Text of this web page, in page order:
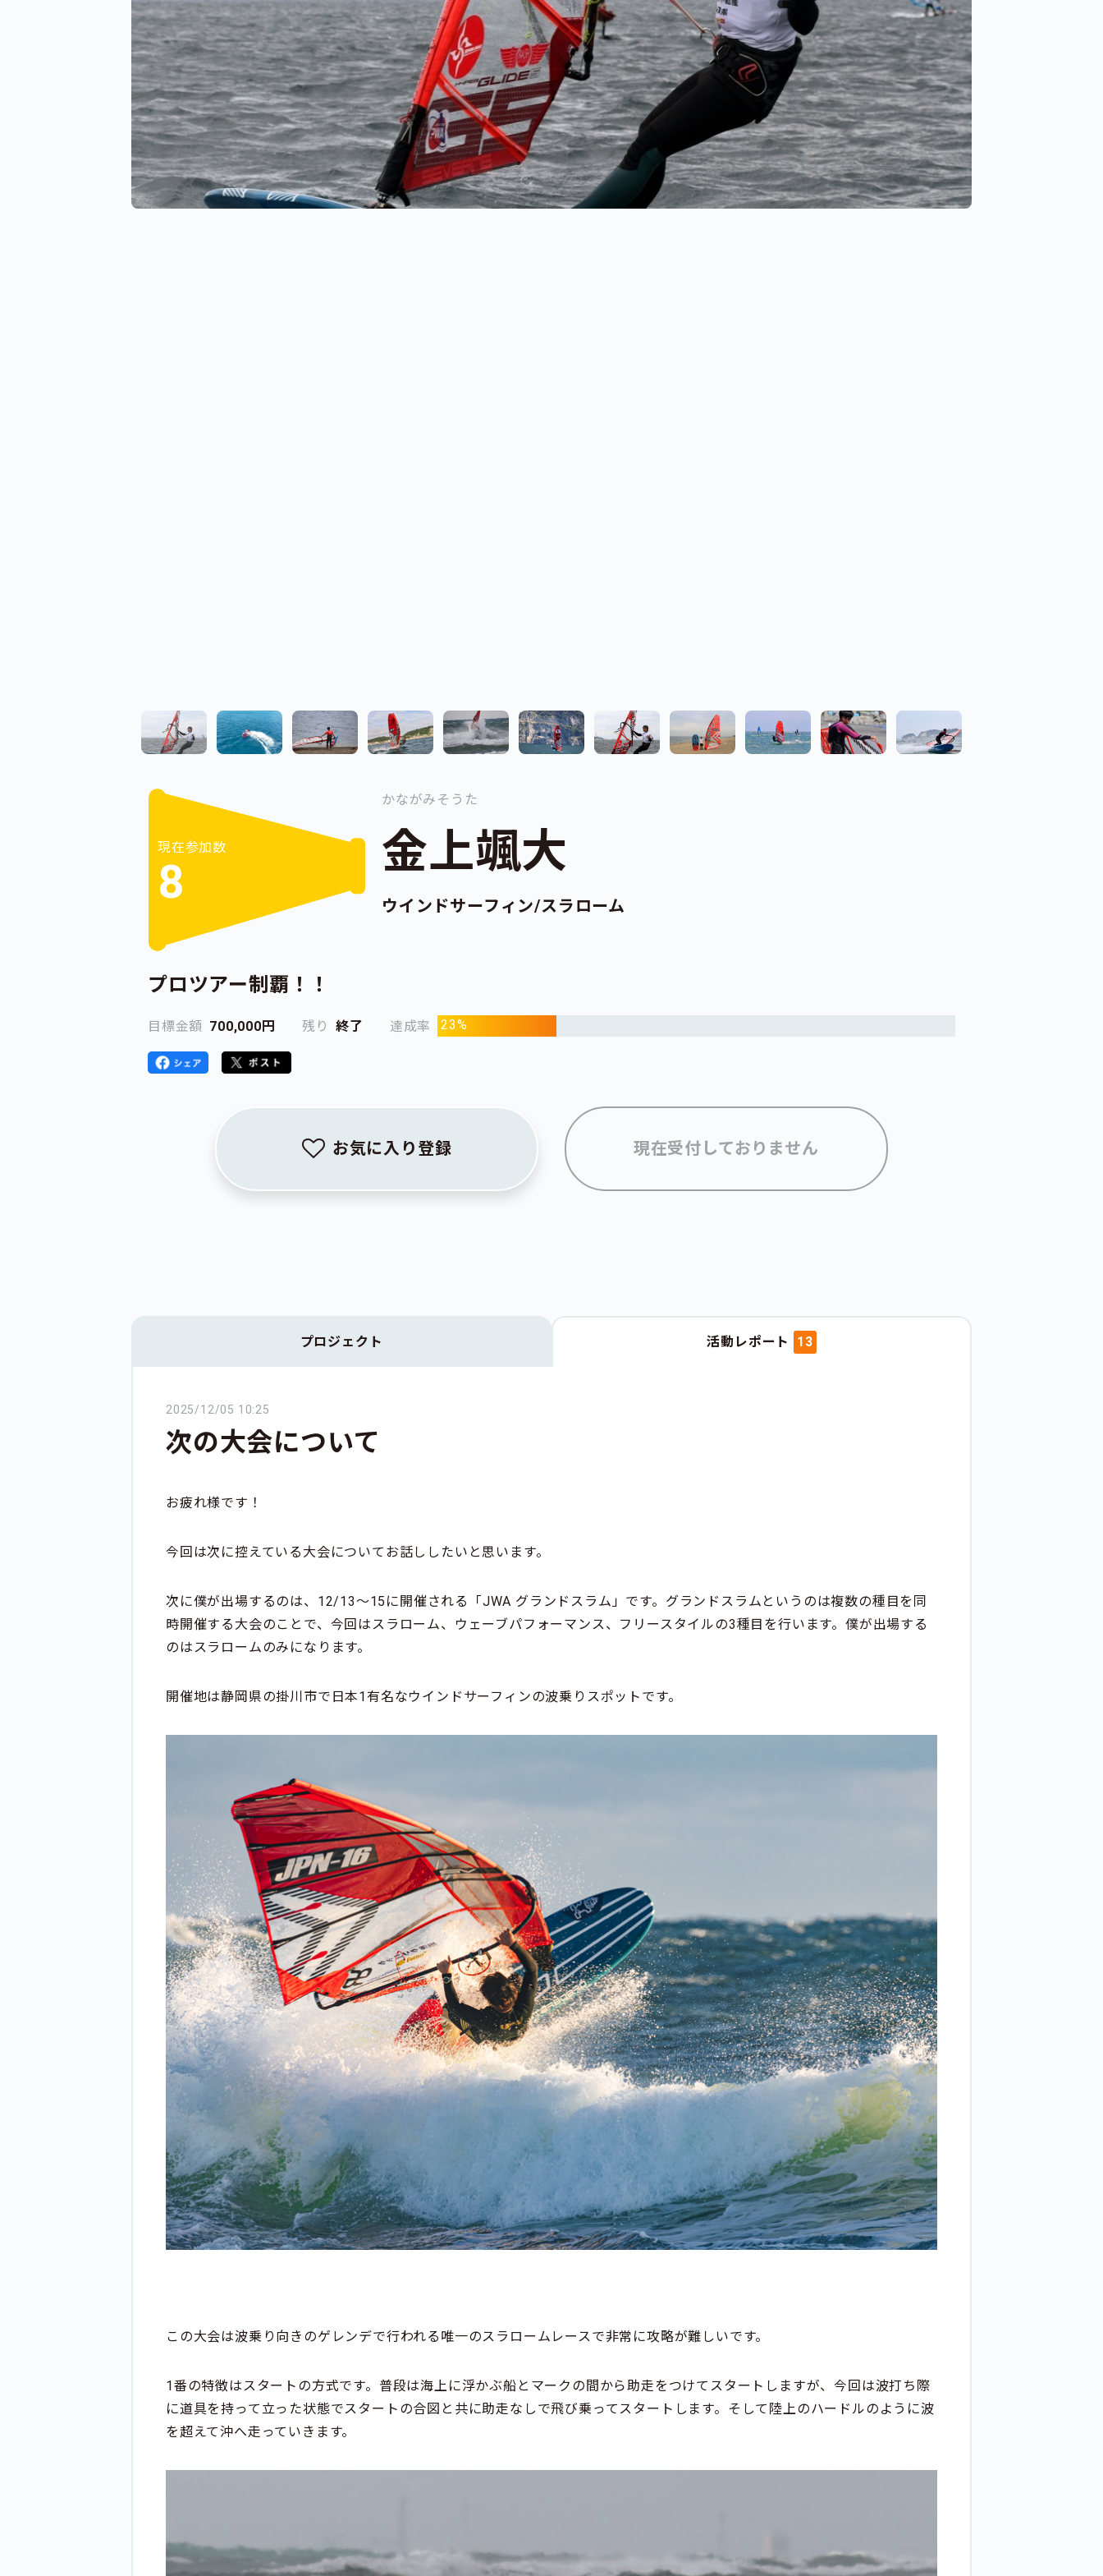
現在参加数
8
かながみそうた
金上颯大
ウインドサーフィン/スラローム
プロツアー制覇！！
目標金額 700,000円 残り 終了 達成率 23%
お気に入り登録 現在受付しておりません
プロジェクト 活動レポート 13
2025/12/05 10:25
次の大会について
お疲れ様です！
今回は次に控えている大会についてお話ししたいと思います。
次に僕が出場するのは、12/13〜15に開催される「JWA グランドスラム」です。グランドスラムというのは複数の種目を同
時開催する大会のことで、今回はスラローム、ウェーブパフォーマンス、フリースタイルの3種目を行います。僕が出場する
のはスラロームのみになります。
開催地は静岡県の掛川市で日本1有名なウインドサーフィンの波乗りスポットです。
この大会は波乗り向きのゲレンデで行われる唯一のスラロームレースで非常に攻略が難しいです。
1番の特徴はスタートの方式です。普段は海上に浮かぶ船とマークの間から助走をつけてスタートしますが、今回は波打ち際
に道具を持って立った状態でスタートの合図と共に助走なしで飛び乗ってスタートします。そして陸上のハードルのように波
を超えて沖へ走っていきます。